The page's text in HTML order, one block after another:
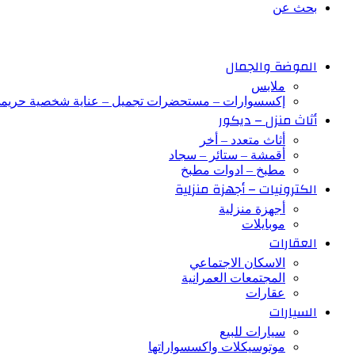
بحث عن
الموضة والجمال
ملابس
إكسسوارات – مستحضرات تجميل – عناية شخصية
أثاث منزل – ديكور
أثاث متعدد – أخر
أقمشة – ستائر – سجاد
مطبخ – ادوات مطبخ
الكترونيات – أجهزة منزلية
أجهزة منزلية
موبايلات
العقارات
الاسكان الاجتماعي
المجتمعات العمرانية
عقارات
السيارات
سيارات للبيع
موتوسيكلات واكسسواراتها